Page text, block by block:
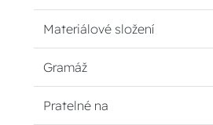
Materiálové složení
Gramáž
Pratelné na